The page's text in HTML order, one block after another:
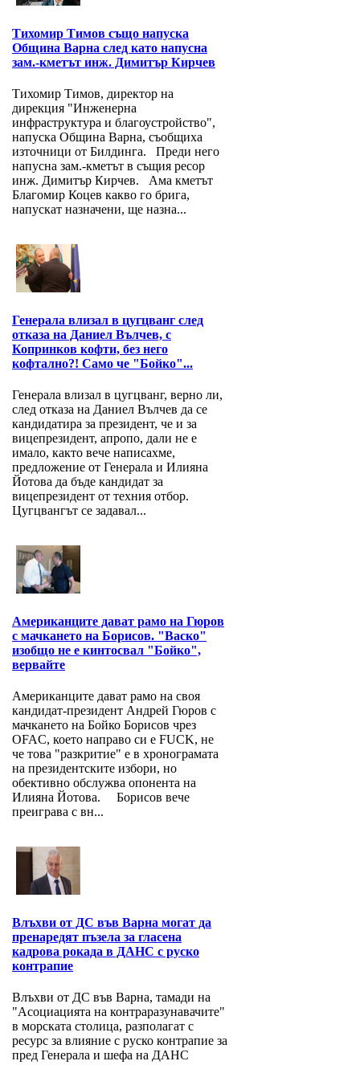
Тихомир Тимов също напуска
Община Варна след като напусна
зам.-кметът инж. Димитър Кирчев
Тихомир Тимов, директор на
дирекция "Инженерна
инфраструктура и благоустройство",
напуска Община Варна, съобщиха
източници от Билдинга. Преди него
напусна зам.-кметът в същия ресор
инж. Димитър Кирчев. Ама кметът
Благомир Коцев какво го брига,
напускат назначени, ще назна...
Генерала влизал в цугцванг след
отказа на Даниел Вълчев, с
Копринков кофти, без него
кофтално?! Само че "Бойко"...
Генерала влизал в цугцванг, верно ли,
след отказа на Даниел Вълчев да се
кандидатира за президент, че и за
вицепрезидент, апропо, дали не е
имало, както вече написахме,
предложение от Генерала и Илияна
Йотова да бъде кандидат за
вицепрезидент от техния отбор.
Цугцвангът се задавал...
Американците дават рамо на Гюров
с мачкането на Борисов. "Васко"
изобщо не е кинтосвал "Бойко",
вервайте
Американците дават рамо на своя
кандидат-президент Андрей Гюров с
мачкането на Бойко Борисов чрез
OFAC, което направо си е FUCK, не
че това "разкритие" е в хронограмата
на президентските избори, но
обективно обслужва опонента на
Илияна Йотова. Борисов вече
преиграва с вн...
Влъхви от ДС във Варна могат да
пренаредят пъзела за гласена
кадрова рокада в ДАНС с руско
контрапие
Влъхви от ДС във Варна, тамади на
"Асоциацията на контраразунавачите"
в морската столица, разполагат с
ресурс за влияние с руско контрапие за
пред Генерала и шефа на ДАНС